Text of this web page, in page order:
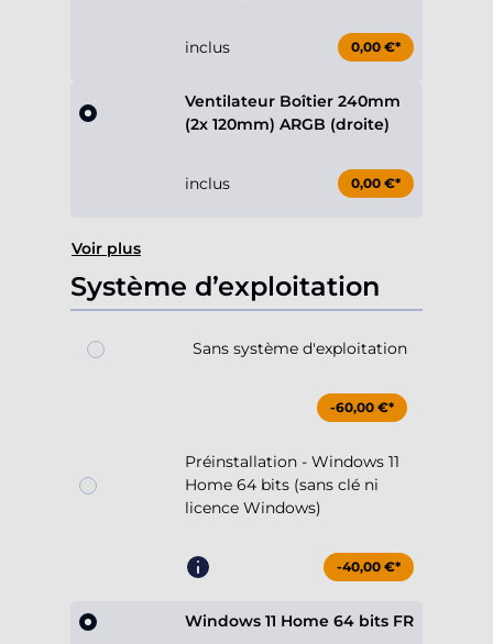
inclus 0,00 €*
Ventilateur Boîtier 240mm
(2x 120mm) ARGB (droite)
inclus 0,00 €*
Voir plus
Système d’exploitation
Sans système d'exploitation
-60,00 €*
Préinstallation - Windows 11
Home 64 bits (sans clé ni
licence Windows)
-40,00 €*
Windows 11 Home 64 bits FR